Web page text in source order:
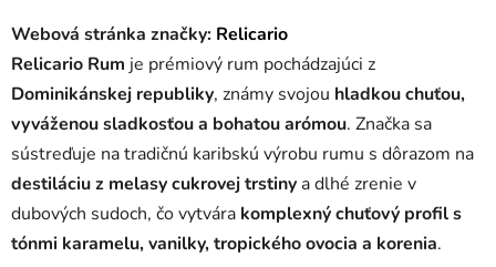
Webová stránka značky: Relicario
Relicario Rum je prémiový rum pochádzajúci z
Dominikánskej republiky, známy svojou hladkou chuťou,
vyváženou sladkosťou a bohatou arómou. Značka sa
sústreďuje na tradičnú karibskú výrobu rumu s dôrazom na
destiláciu z melasy cukrovej trstiny a dlhé zrenie v
dubových sudoch, čo vytvára komplexný chuťový profil s
tónmi karamelu, vanilky, tropického ovocia a korenia.